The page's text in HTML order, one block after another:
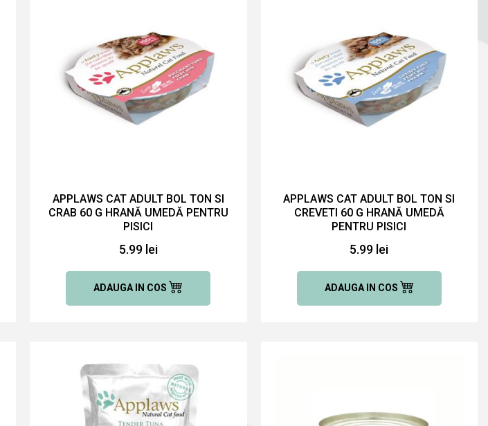
APPLAWS CAT ADULT BOL TON SI
CRAB 60 G HRANĂ UMEDĂ PENTRU
PISICI
5.99 lei
ADAUGA IN COS
APPLAWS CAT ADULT BOL TON SI
CREVETI 60 G HRANĂ UMEDĂ
PENTRU PISICI
5.99 lei
ADAUGA IN COS